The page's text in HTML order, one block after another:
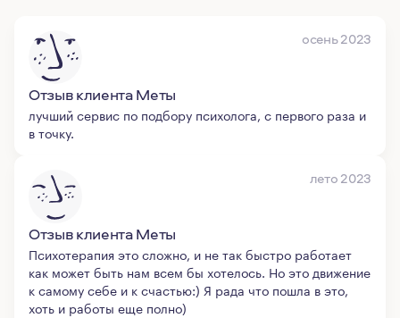
осень 2023
Отзыв клиента Меты
лучший сервис по подбору психолога, с первого раза и
в точку.
лето 2023
Отзыв клиента Меты
Психотерапия это сложно, и не так быстро работает
как может быть нам всем бы хотелось. Но это движение
к самому себе и к счастью:) Я рада что пошла в это,
хоть и работы еще полно)